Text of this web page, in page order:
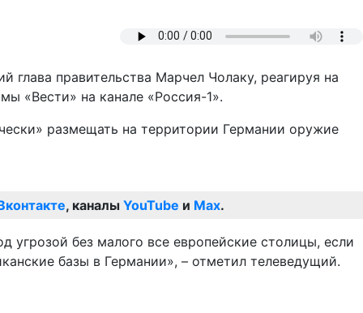
правительства Марчел Чолаку, реагируя на
«Вести» на канале «Россия-1».
размещать на территории Германии оружие
, каналы YouTube и Max.
без малого все европейские столицы, если
базы в Германии», – отметил телеведущий.